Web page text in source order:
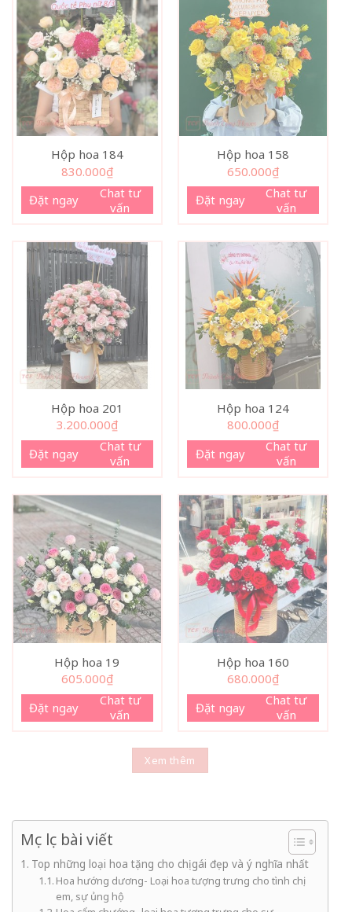
Hộp hoa 184
830.000₫
Đặt ngay
Chat tư
vấn
Hộp hoa 158
650.000₫
Đặt ngay
Chat tư
vấn
Hộp hoa 201
3.200.000₫
Đặt ngay
Chat tư
vấn
Hộp hoa 124
800.000₫
Đặt ngay
Chat tư
vấn
Hộp hoa 19
605.000₫
Đặt ngay
Chat tư
vấn
Hộp hoa 160
680.000₫
Đặt ngay
Chat tư
vấn
Xem thêm
Mục lục bài viết
Top những loại hoa tặng cho chị gái đẹp và ý nghĩa nhất
Hoa hướng dương- Loại hoa tượng trưng cho tình chị
em, sự ủng hộ